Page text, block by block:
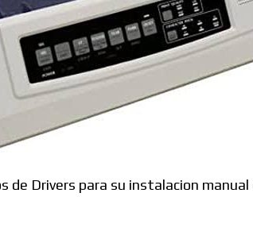
Foros
de Drivers para su instalacion